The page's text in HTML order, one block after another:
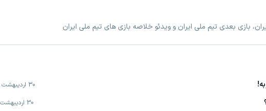
بازی بعدی تیم ملی ایران و ویدئو خلاصه بازی های تیم ملی ایران
30 اردیبهشت
30 اردیبهشت